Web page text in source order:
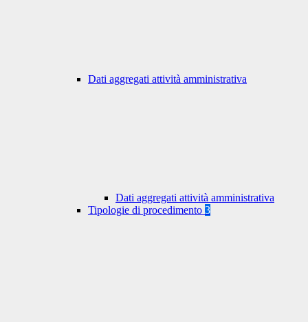
Dati aggregati attività amministrativa
Dati aggregati attività amministrativa
Tipologie di procedimento 3